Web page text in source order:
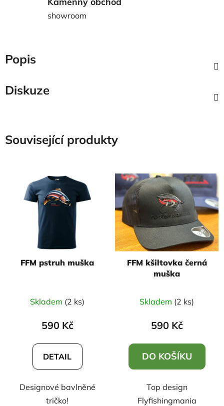
showroom
Popis
Diskuze
Související produkty
FFM pstruh muška
hodnocení
produktu
5,0
z
hvězdiček.
Skladem (2 ks)
590 Kč
DETAIL
Designové bavlněné
tričko!
FFM kšiltovka černá
muška
Skladem (2 ks)
590 Kč
DO KOŠÍKU
Top design
Flyfishingmania